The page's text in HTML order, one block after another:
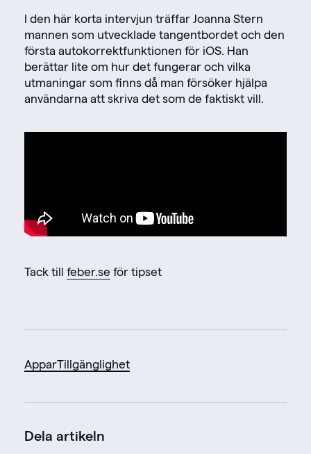
I den här korta intervjun träffar Joanna Stern
mannen som utvecklade tangentbordet och den
första autokorrektfunktionen för iOS. Han
berättar lite om hur det fungerar och vilka
utmaningar som finns då man försöker hjälpa
användarna att skriva det som de faktiskt vill.
Tack till feber.se för tipset
Appar Tillgänglighet
Dela artikeln